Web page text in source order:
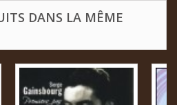
DANS LA MÊME